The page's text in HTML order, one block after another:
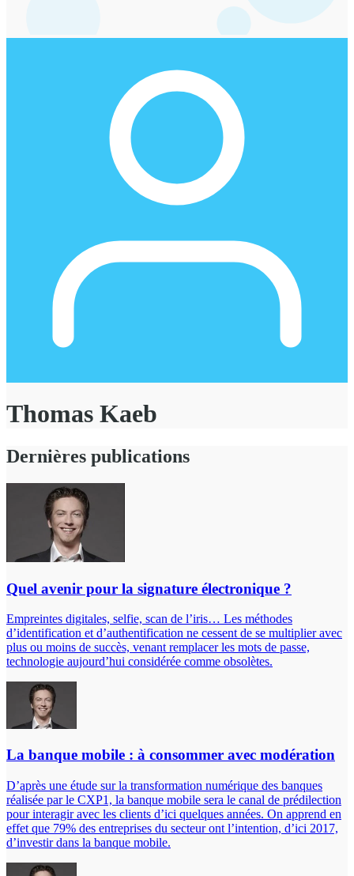
Thomas Kaeb
Dernières publications
Quel avenir pour la signature électronique ?
Empreintes digitales, selfie, scan de l’iris… Les méthodes
d’identification et d’authentification ne cessent de se multiplier avec
plus ou moins de succès, venant remplacer les mots de passe,
technologie aujourd’hui considérée comme obsolètes.
La banque mobile : à consommer avec modération
D’après une étude sur la transformation numérique des banques
réalisée par le CXP1, la banque mobile sera le canal de prédilection
pour interagir avec les clients d’ici quelques années. On apprend en
effet que 79% des entreprises du secteur ont l’intention, d’ici 2017,
d’investir dans la banque mobile.